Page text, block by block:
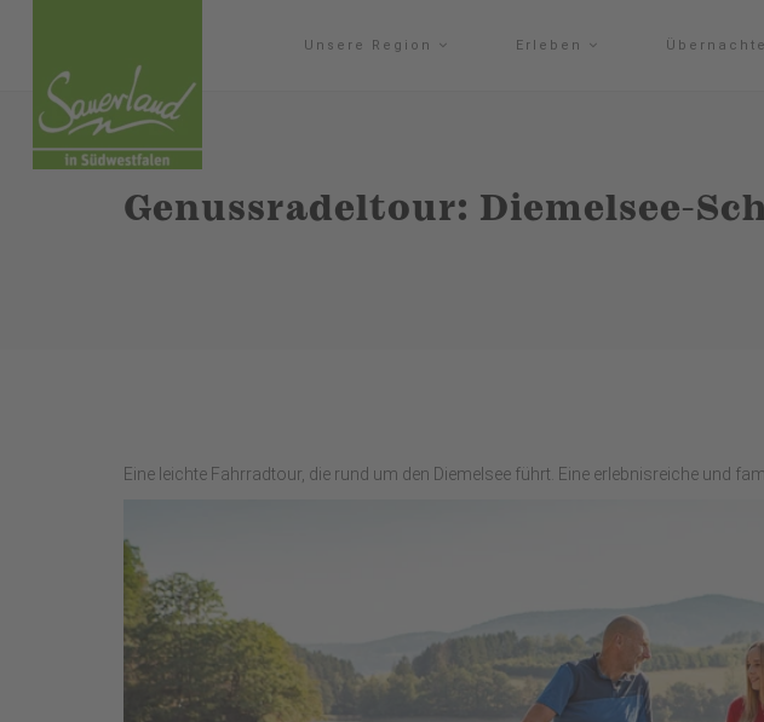
Unsere Region Erleben
Genussradeltour: Diemelsee-
Eine leichte Fahrradtour, die rund um den Diemelsee führt. Eine erlebnisreiche und